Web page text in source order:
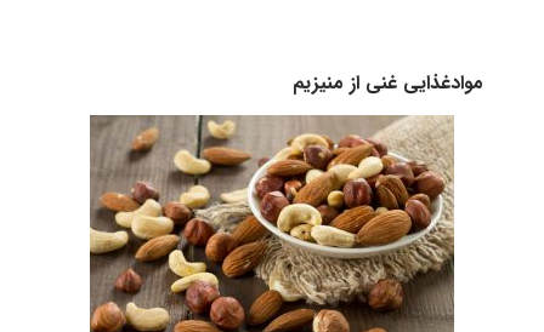
موادغذایی غنی از منیزیم